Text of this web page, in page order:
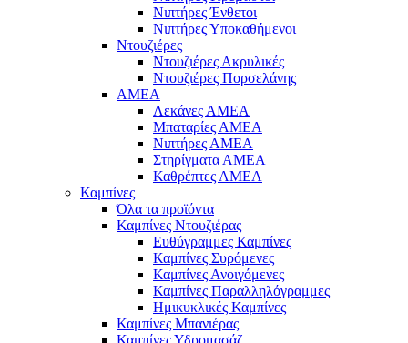
Νιπτήρες Ένθετοι
Νιπτήρες Υποκαθήμενοι
Ντουζιέρες
Ντουζιέρες Ακρυλικές
Ντουζιέρες Πορσελάνης
ΑΜΕΑ
Λεκάνες ΑΜΕΑ
Μπαταρίες ΑΜΕΑ
Νιπτήρες ΑΜΕΑ
Στηρίγματα ΑΜΕΑ
Καθρέπτες ΑΜΕΑ
Καμπίνες
Όλα τα προϊόντα
Καμπίνες Ντουζιέρας
Ευθύγραμμες Καμπίνες
Καμπίνες Συρόμενες
Καμπίνες Ανοιγόμενες
Καμπίνες Παραλληλόγραμμες
Ημικυκλικές Καμπίνες
Καμπίνες Μπανιέρας
Καμπίνες Υδρομασάζ